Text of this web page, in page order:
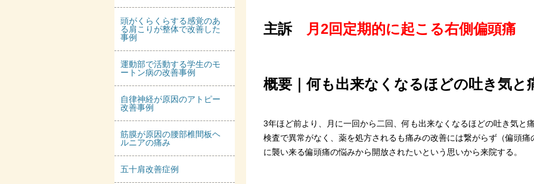
主訴 月2回定期的に起こる右側偏頭痛
概要｜何も出来なくなるほどの吐き気と
3年ほど前より、月に一回から二回、何も出来なくなるほどの吐き気と
検査で異常がなく、薬を処方されるも痛みの改善には繋がらず（偏頭
に襲い来る偏頭痛の悩みから開放されたいという思いから来院する。
頭がくらくらする感覚のあ
る肩こりが整体で改善した
事例
運動部で活動する学生のモ
ートン病の改善事例
自律神経が原因のアトピー
改善事例
筋膜が原因の腰部椎間板ヘ
ルニアの痛み
五十肩改善症例